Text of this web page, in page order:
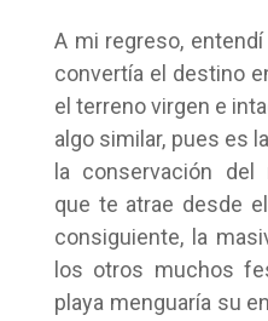
A mi regreso,
convertía el destino
el terreno virgen e
algo similar, pues es
la conservación del
que te atrae desde
consiguiente, la
los otros muchos
playa menguaría su